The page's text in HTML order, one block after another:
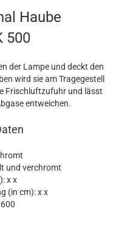
Haube
500
der Lampe und deckt den
wird sie am Tragegestell
Frischluftzufuhr und lässt
entweichen.
und verchromt
x x
(in cm): x x